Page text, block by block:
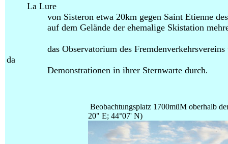
La Lure
von Sisteron etwa 20km gegen Saint Etienne
auf dem Gelände der ehemalige Skistation mehrer
das Observatorium des Fremdenverkehrsvereins
da
Demonstrationen in ihrer Sternwarte durch.
Beobachtungsplatz 1700müM oberhalb
20" E; 44°07' N)